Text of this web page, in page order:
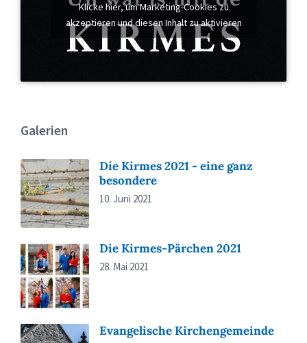
Klicke hier, um Marketing-Cookies zu
akzeptieren und diesen Inhalt zu aktivieren
Galerien
Die Kirmes 2021 - eine ganz
besondere
10. Juni 2021
Die Kirmes-Pärchen 2021
28. Mai 2021
Evangelische Kirchengemeinde